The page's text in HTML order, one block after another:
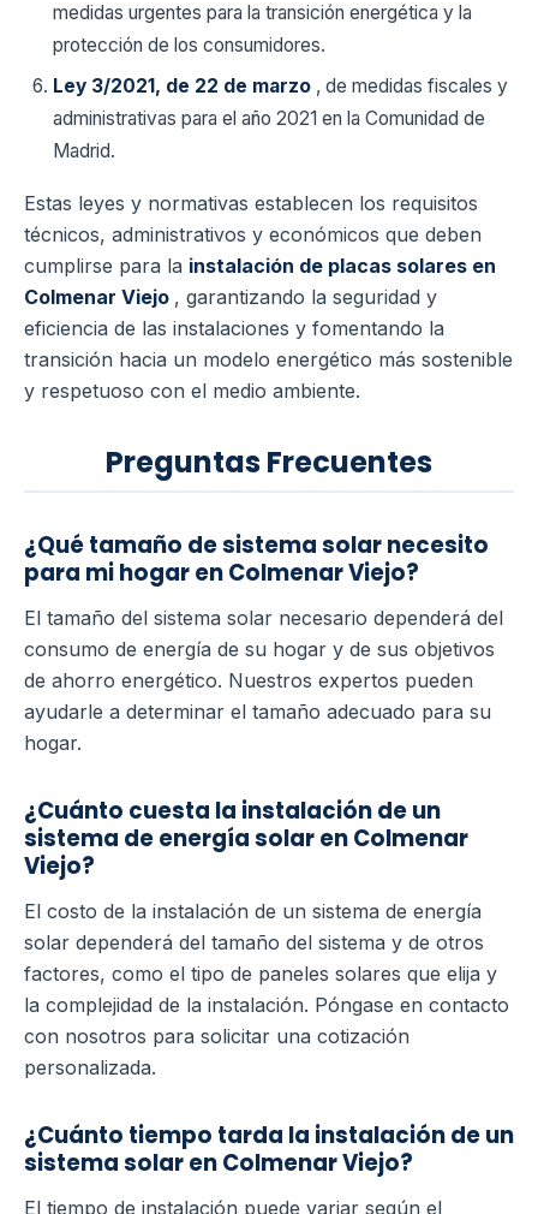
medidas urgentes para la transición energética y la
protección de los consumidores.
Ley 3/2021, de 22 de marzo , de medidas fiscales y
administrativas para el año 2021 en la Comunidad de
Madrid.
Estas leyes y normativas establecen los requisitos
técnicos, administrativos y económicos que deben
cumplirse para la instalación de placas solares en
Colmenar Viejo , garantizando la seguridad y
eficiencia de las instalaciones y fomentando la
transición hacia un modelo energético más sostenible
y respetuoso con el medio ambiente.
Preguntas Frecuentes
¿Qué tamaño de sistema solar necesito
para mi hogar en Colmenar Viejo?
El tamaño del sistema solar necesario dependerá del
consumo de energía de su hogar y de sus objetivos
de ahorro energético. Nuestros expertos pueden
ayudarle a determinar el tamaño adecuado para su
hogar.
¿Cuánto cuesta la instalación de un
sistema de energía solar en Colmenar
Viejo?
El costo de la instalación de un sistema de energía
solar dependerá del tamaño del sistema y de otros
factores, como el tipo de paneles solares que elija y
la complejidad de la instalación. Póngase en contacto
con nosotros para solicitar una cotización
personalizada.
¿Cuánto tiempo tarda la instalación de un
sistema solar en Colmenar Viejo?
El tiempo de instalación puede variar según el